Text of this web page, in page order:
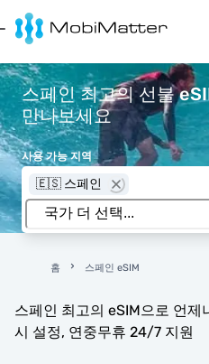
스페인 최고의 선불
만나보세요
사용 가능 지역
🇪🇸 스페인
홈 스페인 eSIM
스페인 최고의 eSIM으로 언
시 설정, 연중무휴 24/7 지원